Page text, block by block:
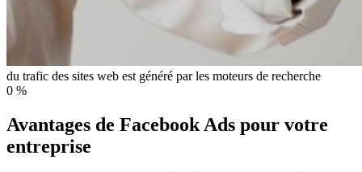
du trafic des sites web est généré par les moteurs de recherche
0 %
Avantages de Facebook Ads pour votre
entreprise